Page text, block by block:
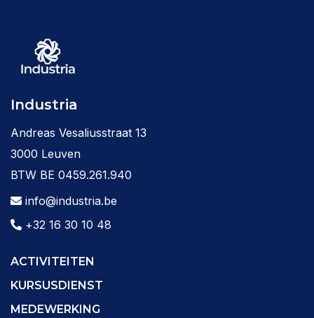
Industria
Andreas Vesaliusstraat 13
3000 Leuven
BTW BE 0459.261.940
info@industria.be
+32 16 30 10 48
ACTIVITEITEN
KURSUSDIENST
MEDEWERKING